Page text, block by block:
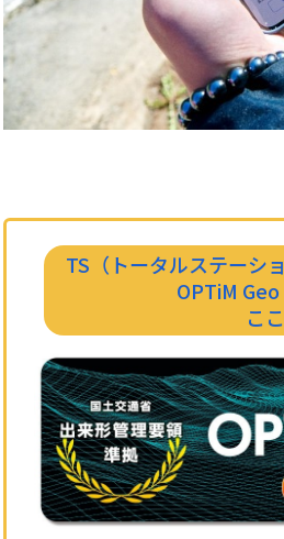
TS（トータルステーシ
OPTiM
こ